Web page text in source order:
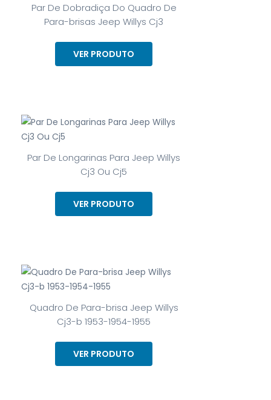
Par De Dobradiça Do Quadro De
Para-brisas Jeep Willys Cj3
VER PRODUTO
Par De Longarinas Para Jeep Willys
Cj3 Ou Cj5
VER PRODUTO
Quadro De Para-brisa Jeep Willys
Cj3-b 1953-1954-1955
VER PRODUTO